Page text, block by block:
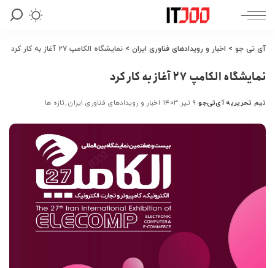
آی تی جو > اخبار و رویدادهای فناوری ایران > نمایشگاه الکامپ ۲۷ آغاز به کار کرد
نمایشگاه الکامپ ۲۷ آغاز به کار کرد
ارسال
توسط
تیم تحریریه آی‌تی‌جو ۹ تیر ۱۴۰۳ اخبار و رویدادهای فناوری ایران تازه ها